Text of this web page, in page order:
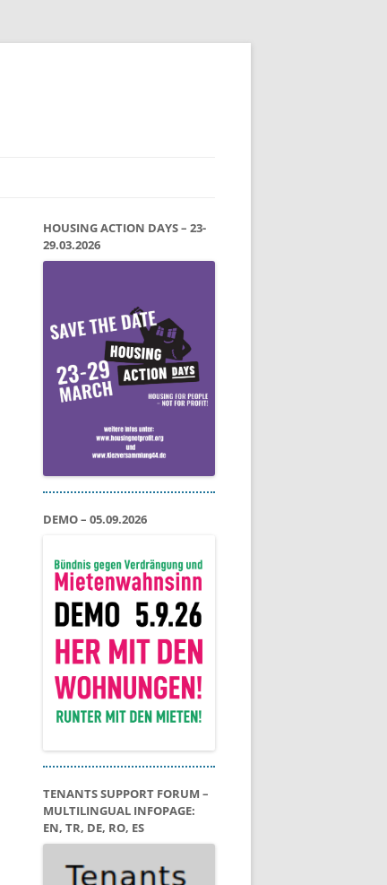
HOUSING ACTION DAYS – 23-
29.03.2026
DEMO – 05.09.2026
TENANTS SUPPORT FORUM –
MULTILINGUAL INFOPAGE:
EN, TR, DE, RO, ES